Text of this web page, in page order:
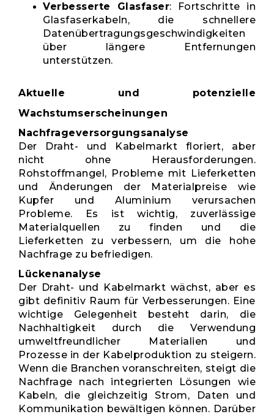
Verbesserte Glasfaser: Fortschritte in
Glasfaserkabeln, die schnellere
Datenübertragungsgeschwindigkeiten
über längere Entfernungen
unterstützen.
Aktuelle und potenzielle
Wachstumserscheinungen
Nachfrageversorgungsanalyse
Der Draht- und Kabelmarkt floriert, aber
nicht ohne Herausforderungen.
Rohstoffmangel, Probleme mit Lieferketten
und Änderungen der Materialpreise wie
Kupfer und Aluminium verursachen
Probleme. Es ist wichtig, zuverlässige
Materialquellen zu finden und die
Lieferketten zu verbessern, um die hohe
Nachfrage zu befriedigen.
Lückenanalyse
Der Draht- und Kabelmarkt wächst, aber es
gibt definitiv Raum für Verbesserungen. Eine
wichtige Gelegenheit besteht darin, die
Nachhaltigkeit durch die Verwendung
umweltfreundlicher Materialien und
Prozesse in der Kabelproduktion zu steigern.
Wenn die Branchen voranschreiten, steigt die
Nachfrage nach integrierten Lösungen wie
Kabeln, die gleichzeitig Strom, Daten und
Kommunikation bewältigen können. Darüber